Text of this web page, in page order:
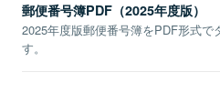
郵便番号簿PDF（2025年度版）
2025年度版郵便番号簿をPDF形式で
す。